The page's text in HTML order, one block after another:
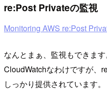
re:Post Privateの監視
Monitoring AWS re:Post
なんとまぁ、監視もできます
CloudWatchなわけですが、
しっかり提供されています。